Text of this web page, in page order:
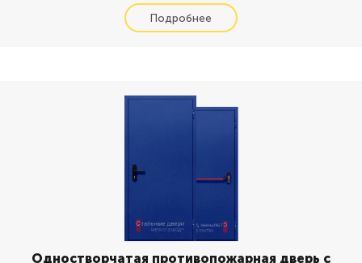
Одностворчатая противопожарная дверь с